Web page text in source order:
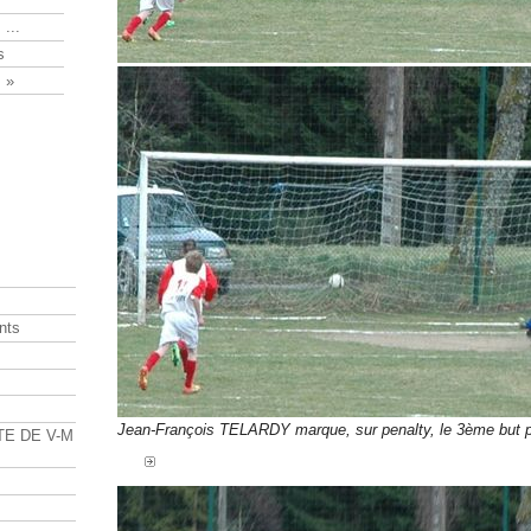
Jean-François TELARDY marque, sur penalty, le 3ème but
...
»
DE V-M